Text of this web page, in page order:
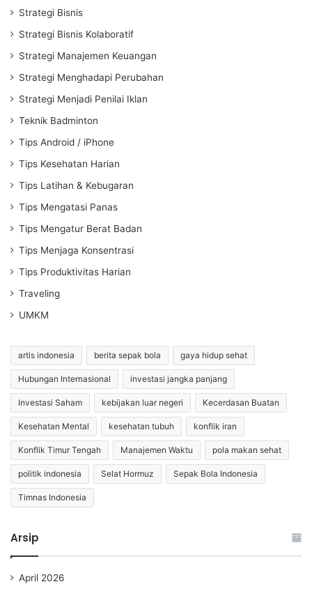
Strategi Bisnis
Strategi Bisnis Kolaboratif
Strategi Manajemen Keuangan
Strategi Menghadapi Perubahan
Strategi Menjadi Penilai Iklan
Teknik Badminton
Tips Android / iPhone
Tips Kesehatan Harian
Tips Latihan & Kebugaran
Tips Mengatasi Panas
Tips Mengatur Berat Badan
Tips Menjaga Konsentrasi
Tips Produktivitas Harian
Traveling
UMKM
artis indonesia berita sepak bola gaya hidup sehat
Hubungan Internasional investasi jangka panjang
Investasi Saham kebijakan luar negeri Kecerdasan Buatan
Kesehatan Mental kesehatan tubuh konflik iran
Konflik Timur Tengah Manajemen Waktu pola makan sehat
politik indonesia Selat Hormuz Sepak Bola Indonesia
Timnas Indonesia
Arsip
April 2026